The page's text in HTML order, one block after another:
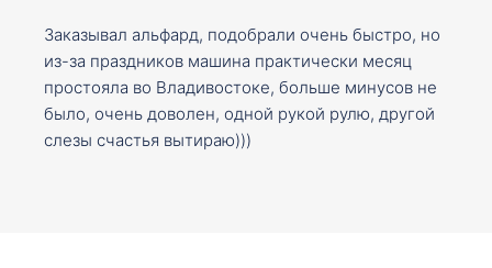
Заказывал альфард, подобрали очень быстро, но
из-за праздников машина практически месяц
простояла во Владивостоке, больше минусов не
было, очень доволен, одной рукой рулю, другой
слезы счастья вытираю)))